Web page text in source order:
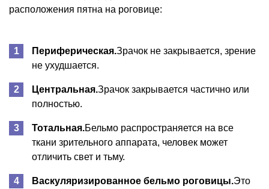
расположения пятна на роговице:
Периферическая.Зрачок не закрывается, зрение
не ухудшается.
Центральная.Зрачок закрывается частично или
полностью.
Тотальная.Бельмо распространяется на все
ткани зрительного аппарата, человек может
отличить свет и тьму.
Васкуляризированное бельмо роговицы.Это